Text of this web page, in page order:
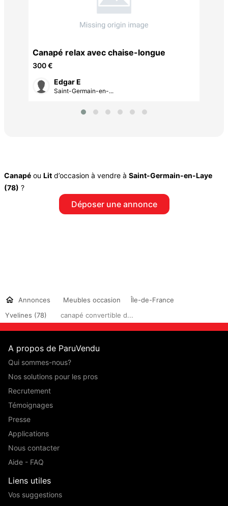
Canapé relax avec chaise-longue
300 €
Edgar E
Saint-Germain-en-...
Canapé ou Lit d’occasion à vendre à Saint-Germain-en-Laye
(78) ?
Déposer une annonce
Annonces Meubles occasion
Île-de-France
Yvelines (78)
canapé convertible d...
A propos de ParuVendu
Qui sommes-nous?
Nos solutions pour les pros
Recrutement
Témoignages
Presse
Applications
Nous contacter
Aide - FAQ
Liens utiles
Vos suggestions